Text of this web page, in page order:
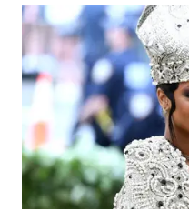
No conteúdo visual
processo de